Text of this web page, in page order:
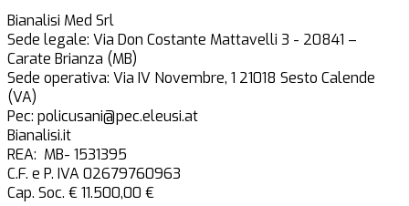
Bianalisi Med Srl
Sede legale: Via Don Costante Mattavelli 3 - 20841 –
Carate Brianza (MB)
Sede operativa: Via IV Novembre, 1 21018 Sesto Calende
(VA)
Pec: policusani@pec.eleusi.at
Bianalisi.it
REA: MB- 1531395
C.F. e P. IVA 02679760963
Cap. Soc. € 11.500,00 €